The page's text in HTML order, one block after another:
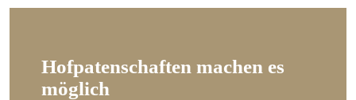
Hofpatenschaften machen es
möglich